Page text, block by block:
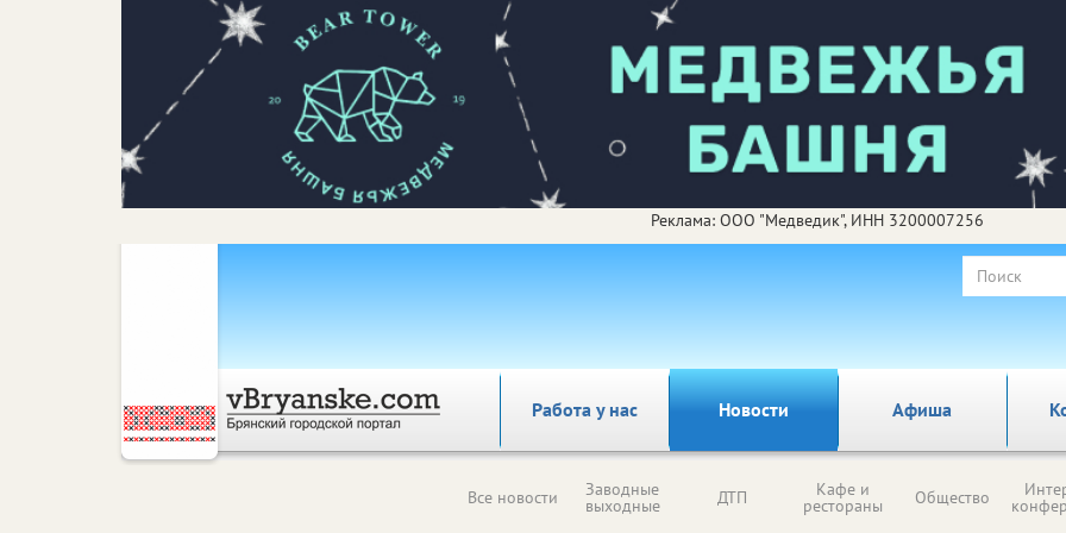
Реклама: ООО "Медведик", ИНН 3200007256
Работа у нас Новости Афиша
Все новости Заводные
выходные ДТП Кафе и
рестораны Общество